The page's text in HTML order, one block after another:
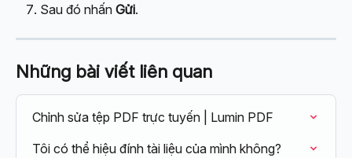
Sau đó nhấn Gửi.
Những bài viết liên quan
Chỉnh sửa tệp PDF trực tuyến | Lumin PDF
Tôi có thể hiệu đính tài liệu của mình không?